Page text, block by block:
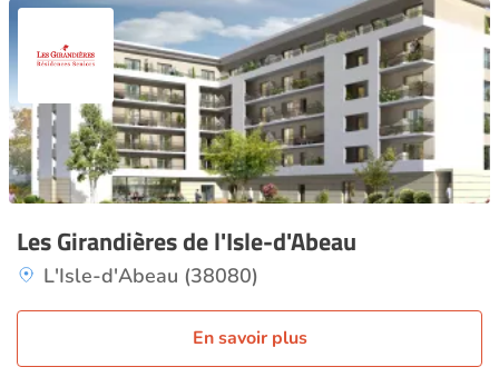
Les Girandières de l'Isle-d'Abeau
L'Isle-d'Abeau (38080)
En savoir plus